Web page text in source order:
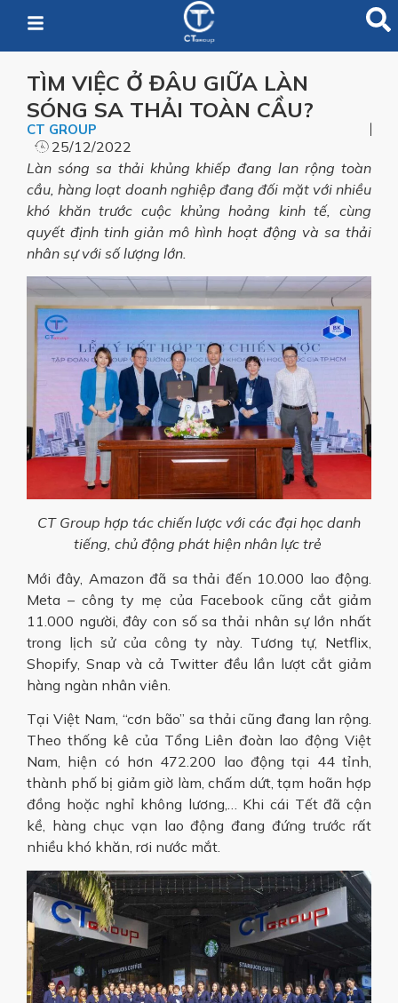
TÌM VIỆC Ở ĐÂU GIỮA LÀN
SÓNG SA THẢI TOÀN CẦU?
CT GROUP
25/12/2022
Làn sóng sa thải khủng khiếp đang lan rộng toàn
cầu, hàng loạt doanh nghiệp đang đối mặt với nhiều
khó khăn trước cuộc khủng hoảng kinh tế, cùng
quyết định tinh giản mô hình hoạt động và sa thải
nhân sự với số lượng lớn.
CT Group hợp tác chiến lược với các đại học danh
tiếng, chủ động phát hiện nhân lực trẻ
Mới đây, Amazon đã sa thải đến 10.000 lao động.
Meta – công ty mẹ của Facebook cũng cắt giảm
11.000 người, đây con số sa thải nhân sự lớn nhất
trong lịch sử của công ty này. Tương tự, Netflix,
Shopify, Snap và cả Twitter đều lần lượt cắt giảm
hàng ngàn nhân viên.
Tại Việt Nam, “cơn bão” sa thải cũng đang lan rộng.
Theo thống kê của Tổng Liên đoàn lao động Việt
Nam, hiện có hơn 472.200 lao động tại 44 tỉnh,
thành phố bị giảm giờ làm, chấm dứt, tạm hoãn hợp
đồng hoặc nghỉ không lương,… Khi cái Tết đã cận
kề, hàng chục vạn lao động đang đứng trước rất
nhiều khó khăn, rơi nước mắt.